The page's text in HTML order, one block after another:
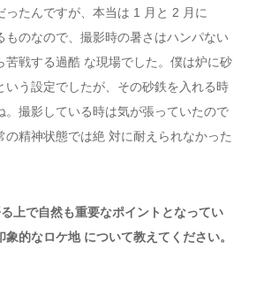
ったんですが、本当は 1 月と 2 月に
ものなので、撮影時の暑さはハンパない
苦戦する過酷 な現場でした。僕は炉に砂
いう設定でしたが、その砂鉄を入れる時
。撮影している時は気が張っていたので
の精神状態では絶 対に耐えられなかった
上で自然も重要なポイントとなってい
的なロケ地 について教えてください。